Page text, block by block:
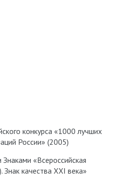
конкурса «1000 лучших
России» (2005)
«Всероссийская
Знак качества XXI века»